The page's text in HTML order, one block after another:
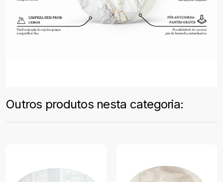
Outros produtos nesta categoria: